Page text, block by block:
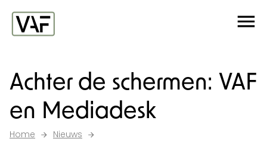
Ga verder naar de inhoud
Achter de schermen: VAF
en Mediadesk
Home
Nieuws